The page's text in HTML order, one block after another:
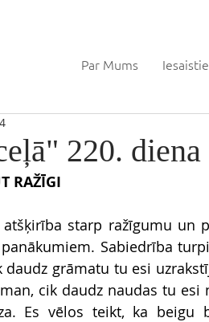
Par Mums
220. diena
RAŽĪGI
atšķirība starp ražīgumu un
Sabiedrība
grāmatu tu esi
cik daudz naudas tu
Es vēlos teikt, ka beigu